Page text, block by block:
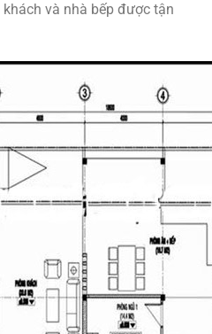
và nhà bếp được tận